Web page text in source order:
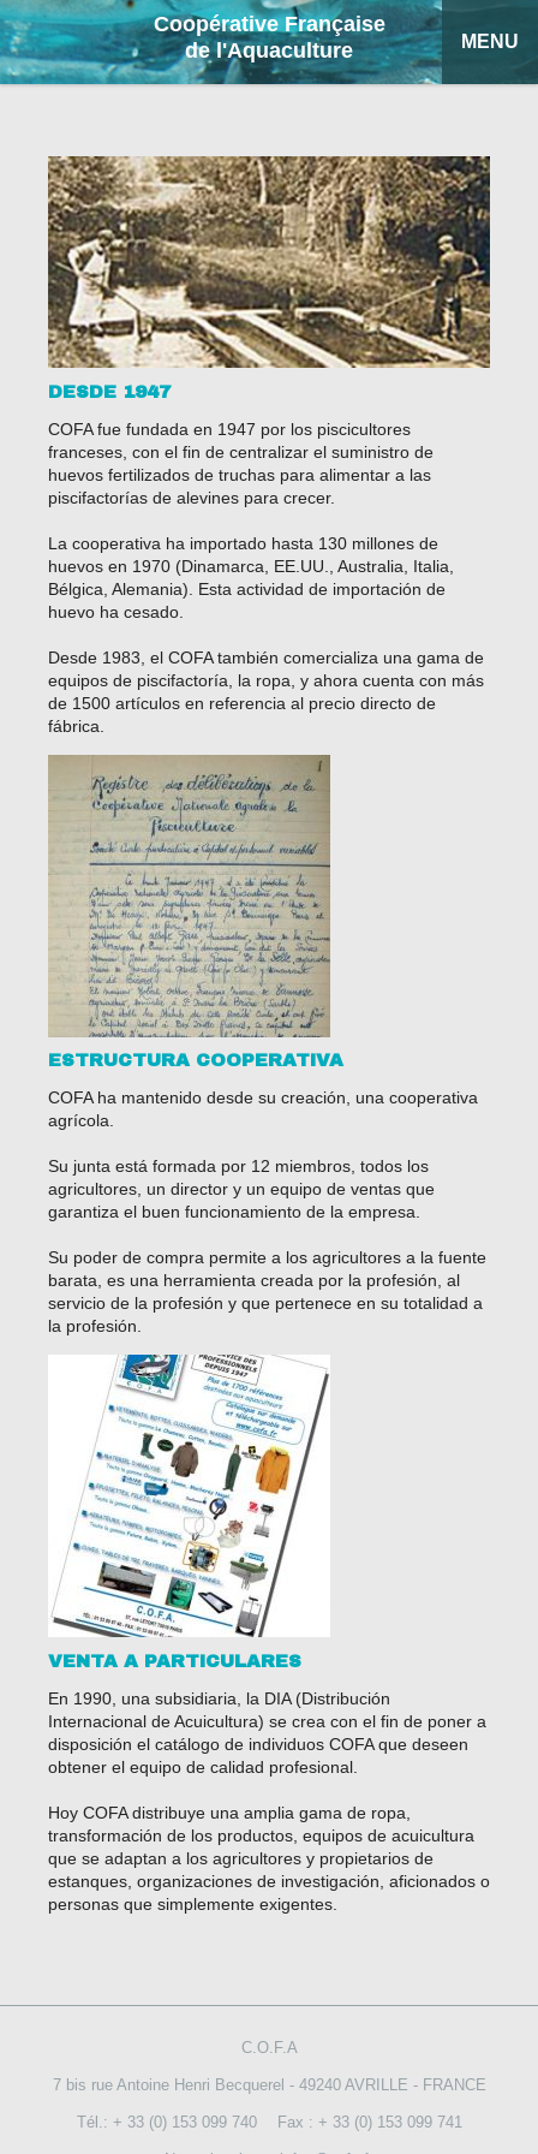
Coopérative Française
de l'Aquaculture
MENU
PRODUCTOS
FICHAS EXPLICATIVAS
COFA
MI COTIZACIÓN
FRANÇAIS
CONTÁCTENOS
DESDE 1947
COFA fue fundada en 1947 por los piscicultores
franceses, con el fin de centralizar el suministro de
huevos fertilizados de truchas para alimentar a las
piscifactorías de alevines para crecer.
La cooperativa ha importado hasta 130 millones de
huevos en 1970 (Dinamarca, EE.UU., Australia, Italia,
Bélgica, Alemania). Esta actividad de importación de
huevo ha cesado.
Desde 1983, el COFA también comercializa una gama de
equipos de piscifactoría, la ropa, y ahora cuenta con más
de 1500 artículos en referencia al precio directo de
fábrica.
ESTRUCTURA COOPERATIVA
COFA ha mantenido desde su creación, una cooperativa
agrícola.
Su junta está formada por 12 miembros, todos los
agricultores, un director y un equipo de ventas que
garantiza el buen funcionamiento de la empresa.
Su poder de compra permite a los agricultores a la fuente
barata, es una herramienta creada por la profesión, al
servicio de la profesión y que pertenece en su totalidad a
la profesión.
VENTA A PARTICULARES
En 1990, una subsidiaria, la DIA (Distribución
Internacional de Acuicultura) se crea con el fin de poner a
disposición el catálogo de individuos COFA que deseen
obtener el equipo de calidad profesional.
Hoy COFA distribuye una amplia gama de ropa,
transformación de los productos, equipos de acuicultura
que se adaptan a los agricultores y propietarios de
estanques, organizaciones de investigación, aficionados o
personas que simplemente exigentes.
C.O.F.A
7 bis rue Antoine Henri Becquerel - 49240 AVRILLE - FRANCE
Tél.: + 33 (0) 153 099 740 Fax : + 33 (0) 153 099 741